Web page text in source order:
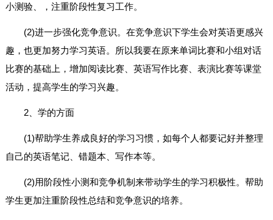
小测验、，注重阶段性复习工作。
(2)进一步强化竞争意识。在竞争意识下学生会对英语更感兴
趣，也更加努力学习英语。所以我要在原来单词比赛和小组对话
比赛的基础上，增加阅读比赛、英语写作比赛、表演比赛等课堂
活动，提高学生的学习兴趣。
2、学的方面
(1)帮助学生养成良好的学习习惯，如每个人都要记好并整理
自己的英语笔记、错题本、写作本等。
(2)用阶段性小测和竞争机制来带动学生的学习积极性。帮助
学生更加注重阶段性总结和竞争意识的培养。